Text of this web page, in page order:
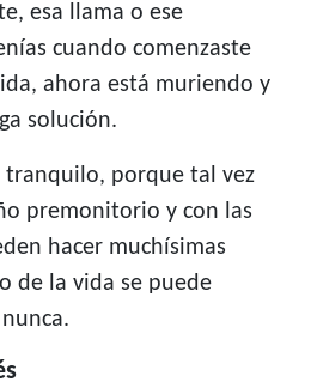
esa llama o ese
cuando comenzaste
ahora está muriendo y
solución.
tranquilo, porque tal vez
premonitorio y con las
hacer muchísimas
de la vida se puede